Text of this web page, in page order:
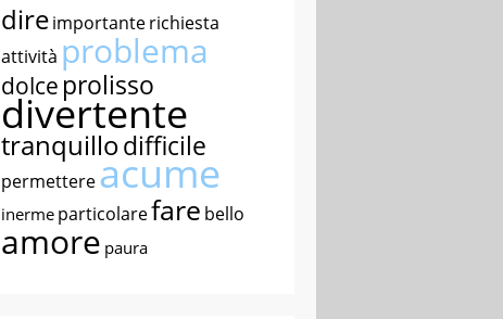
direimportanterichiesta
attività problema
dolce prolisso
divertente
tranquillodifficile
permettereacume
inerme particolarefare bello
amore paura